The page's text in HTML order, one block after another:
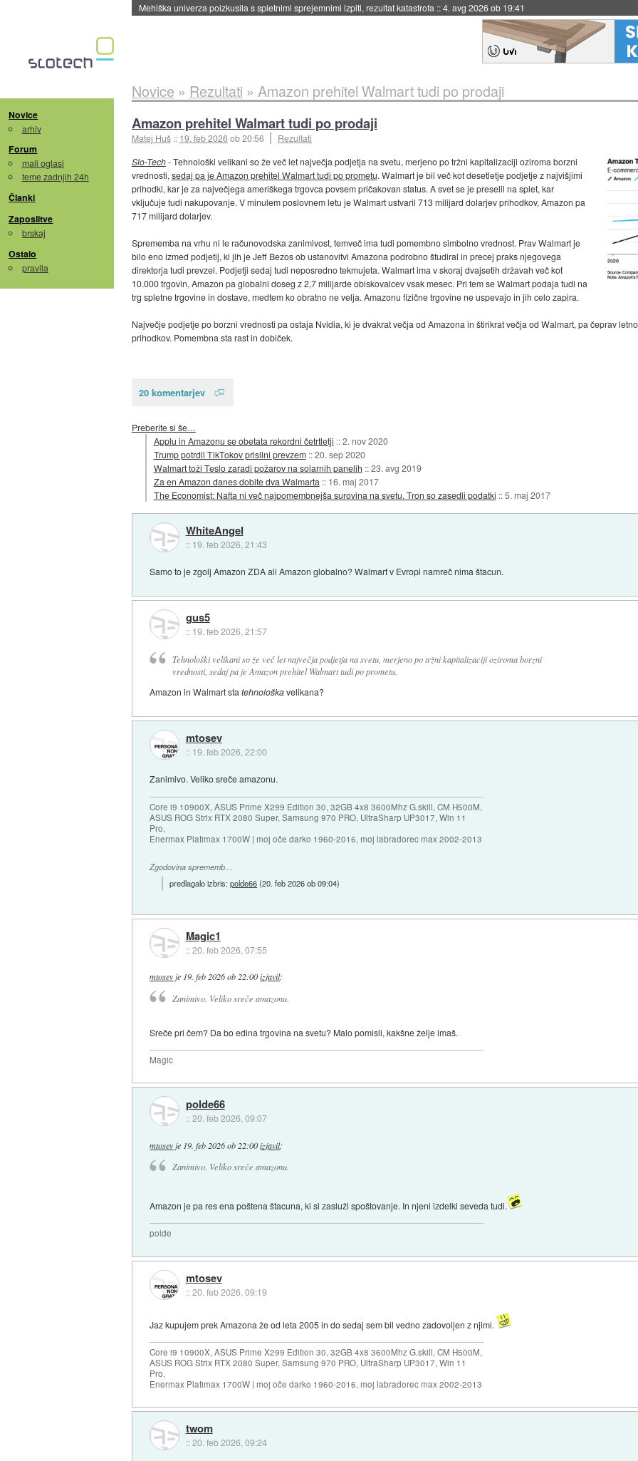
Mehiška univerza poizkusila s spletnimi sprejemnimi izpiti, rezultat katastrofa ::4. avg 2026 ob 19:41
Novice
arhiv
Forum
mali oglasi
teme zadnjih 24h
Članki
Zaposlitve
brskaj
Ostalo
pravila
Novice » Rezultati » Amazon prehitel Walmart tudi po prodaji
Amazon prehitel Walmart tudi po prodaji
Matej Huš :: 19. feb 2026ob 20:56
Rezultati
Slo-Tech- Tehnološki velikani so že več let največja podjetja na svetu, merjeno po tržni kapitalizaciji oziroma borzni
vrednosti, sedaj pa je Amazon prehitel Walmart tudi po prometu. Walmart je bil več kot desetletje podjetje z najvišjimi
prihodki, kar je za največjega ameriškega trgovca povsem pričakovan status. A svet se je preselil na splet, kar
vključuje tudi nakupovanje. V minulem poslovnem letu je Walmart ustvaril 713 milijard dolarjev prihodkov, Amazon pa
717 milijard dolarjev.
Sprememba na vrhu ni le računovodska zanimivost, temveč ima tudi pomembno simbolno vrednost. Prav Walmart je
bilo eno izmed podjetij, ki jih je Jeff Bezos ob ustanovitvi Amazona podrobno študiral in precej praks njegovega
direktorja tudi prevzel. Podjetji sedaj tudi neposredno tekmujeta. Walmart ima v skoraj dvajsetih državah več kot
10.000 trgovin, Amazon pa globalni doseg z 2,7 milijarde obiskovalcev vsak mesec. Pri tem se Walmart podaja tudi na
trg spletne trgovine in dostave, medtem ko obratno ne velja. Amazonu fizične trgovine ne uspevajo in jih celo zapira.
Največje podjetje po borzni vrednosti pa ostaja Nvidia, ki je dvakrat večja od Amazona in štirikrat večja od Walmart, pa čeprav
prihodkov. Pomembna sta rast in dobiček.
20 komentarjev
Preberite si še…
Applu in Amazonu se obetata rekordni četrtletji ::2. nov 2020
Trump potrdil TikTokov prisilni prevzem ::20. sep 2020
Walmart toži Teslo zaradi požarov na solarnih panelih ::23. avg 2019
Za en Amazon danes dobite dva Walmarta :: 16. maj 2017
The Economist: Nafta ni več najpomembnejša surovina na svetu. Tron so zasedli podatki ::5. maj 2017
WhiteAngel
:: 19. feb 2026, 21:43
Samo to je zgolj Amazon ZDA ali Amazon globalno? Walmart v Evropi namreč nima štacun.
gus5
:: 19. feb 2026, 21:57
Tehnološki velikani so že več let največja podjetja na svetu, merjeno po tržni kapitalizaciji oziroma borzni
vrednosti, sedaj pa je Amazon prehitel Walmart tudi po prometu.
Amazon in Walmart statehnološkavelikana?
mtosev
:: 19. feb 2026, 22:00
Zanimivo. Veliko sreče amazonu.
Core i9 10900X, ASUS Prime X299 Edition 30, 32GB 4x8 3600Mhz G.skill, CM H500M,
ASUS ROG Strix RTX 2080 Super, Samsung 970 PRO, UltraSharp UP3017, Win 11
Pro,
Enermax Platimax 1700W | moj oče darko 1960-2016, moj labradorec max 2002-2013
Zgodovina sprememb…
predlagalo izbris:polde66(20. feb 2026 ob 09:04)
Magic1
::20. feb 2026, 07:55
mtosevje 19. feb 2026 ob 22:00 izjavil:
Zanimivo. Veliko sreče amazonu.
Sreče pri čem? Da bo edina trgovina na svetu? Malo pomisli, kakšne želje imaš.
Magic
polde66
::20. feb 2026, 09:07
mtosev je 19. feb 2026 ob 22:00 izjavil:
Zanimivo. Veliko sreče amazonu.
Amazon je pa res ena poštena štacuna, ki si zasluži spoštovanje. In njeni izdelki seveda tudi.
polde
mtosev
::20. feb 2026, 09:19
Jaz kupujem prek Amazona že od leta 2005 in do sedaj sem bil vedno zadovoljen z njimi.
Core i9 10900X, ASUS Prime X299 Edition 30, 32GB 4x8 3600Mhz G.skill, CM H500M,
ASUS ROG Strix RTX 2080 Super, Samsung 970 PRO, UltraSharp UP3017, Win 11
Pro,
Enermax Platimax 1700W | moj oče darko 1960-2016, moj labradorec max 2002-2013
twom
::20. feb 2026, 09:24